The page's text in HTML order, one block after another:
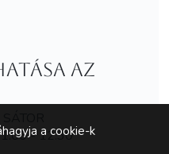
az
- 12:30
a cookie-k